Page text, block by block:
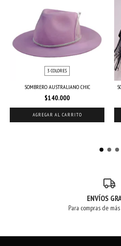
3 COLORES
SOMBRERO AUSTRALIANO CHIC
$140.000
AGREGAR AL CARRITO
ENVÍOS
Para compras de